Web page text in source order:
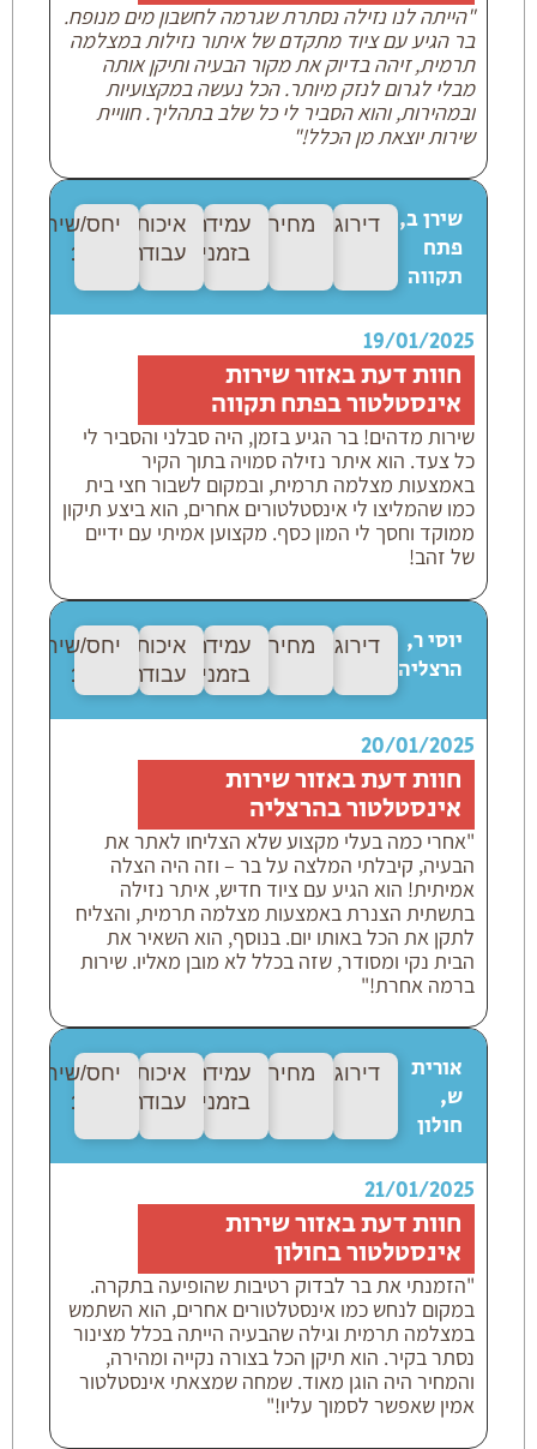
"הייתה לנו נזילה נסתרת שגרמה לחשבון מים מנופח.
בר הגיע עם ציוד מתקדם של איתור נזילות במצלמה
תרמית, זיהה בדיוק את מקור הבעיה ותיקן אותה
מבלי לגרום לנזק מיותר. הכל נעשה במקצועיות
ובמהירות, והוא הסביר לי כל שלב בתהליך. חוויית
שירות יוצאת מן הכלל!"
שירן ב,
פתח
תקווה
דירוג: 10/10
מחיר: 10/10
עמידה
בזמנים:10/10
איכות
עבודה:
10/10
יחס/שירות:
19/01/2025
חוות דעת באזור שירות
אינסטלטור בפתח תקווה
שירות מדהים! בר הגיע בזמן, היה סבלני והסביר לי
כל צעד. הוא איתר נזילה סמויה בתוך הקיר
באמצעות מצלמה תרמית, ובמקום לשבור חצי בית
כמו שהמליצו לי אינסטלטורים אחרים, הוא ביצע תיקון
ממוקד וחסך לי המון כסף. מקצוען אמיתי עם ידיים
של זהב!
יוסי ר,
הרצליה
דירוג: 10/10
מחיר: 10/10
עמידה
בזמנים:10/10
איכות
עבודה:
10/10
יחס/שירות:
20/01/2025
חוות דעת באזור שירות
אינסטלטור בהרצליה
"אחרי כמה בעלי מקצוע שלא הצליחו לאתר את
הבעיה, קיבלתי המלצה על בר – וזה היה הצלה
אמיתית! הוא הגיע עם ציוד חדיש, איתר נזילה
בתשתית הצנרת באמצעות מצלמה תרמית, והצליח
לתקן את הכל באותו יום. בנוסף, הוא השאיר את
הבית נקי ומסודר, שזה בכלל לא מובן מאליו. שירות
ברמה אחרת!"
אורית
ש,
חולון
דירוג: 10/10
מחיר: 10/10
עמידה
בזמנים:10/10
איכות
עבודה:
10/10
יחס/שירות:
21/01/2025
חוות דעת באזור שירות
אינסטלטור בחולון
"הזמנתי את בר לבדוק רטיבות שהופיעה בתקרה.
במקום לנחש כמו אינסטלטורים אחרים, הוא השתמש
במצלמה תרמית וגילה שהבעיה הייתה בכלל מצינור
נסתר בקיר. הוא תיקן הכל בצורה נקייה ומהירה,
והמחיר היה הוגן מאוד. שמחה שמצאתי אינסטלטור
אמין שאפשר לסמוך עליו!"